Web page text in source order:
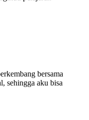
bersama
sehingga aku bisa